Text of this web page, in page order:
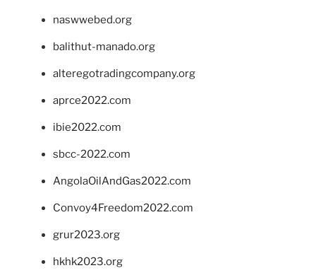
naswwebed.org
balithut-manado.org
alteregotradingcompany.org
aprce2022.com
ibie2022.com
sbcc-2022.com
AngolaOilAndGas2022.com
Convoy4Freedom2022.com
grur2023.org
hkhk2023.org